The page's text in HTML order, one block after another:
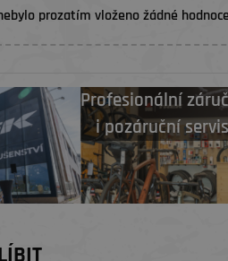
prozatím vloženo žádné
Profesionální
i pozáruční servis